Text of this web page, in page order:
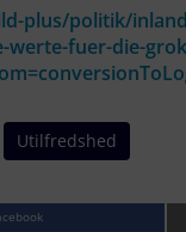
plus/politik/
werte-fuer-die-
Utilfredshed